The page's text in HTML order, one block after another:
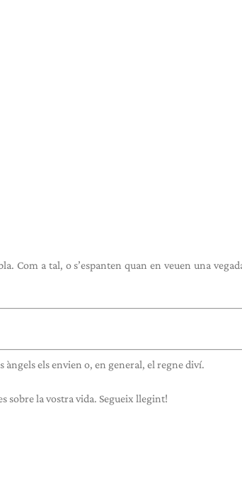
Com a tal, o s’espanten quan en veuen una
àngels els envien o, en general, el regne diví.
sobre la vostra vida. Segueix llegint!